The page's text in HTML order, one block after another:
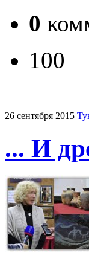
0
100
26 сентября 2015
... И